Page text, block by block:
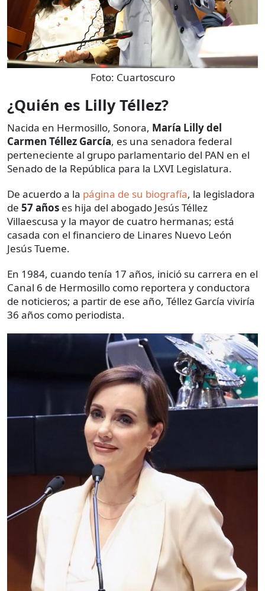
Foto: Cuartoscuro
¿Quién es Lilly Téllez?
Nacida en Hermosillo, Sonora, María Lilly del
Carmen Téllez García, es una senadora federal
perteneciente al grupo parlamentario del PAN en el
Senado de la República para la LXVI Legislatura.
De acuerdo a la página de su biografía, la legisladora
de 57 años es hija del abogado Jesús Téllez
Villaescusa y la mayor de cuatro hermanas; está
casada con el financiero de Linares Nuevo León
Jesús Tueme.
En 1984, cuando tenía 17 años, inició su carrera en el
Canal 6 de Hermosillo como reportera y conductora
de noticieros; a partir de ese año, Téllez García viviría
36 años como periodista.